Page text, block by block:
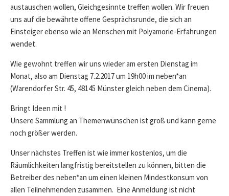
austauschen wollen, Gleichgesinnte treffen wollen. Wir freuen
uns auf die bewährte offene Gesprächsrunde, die sich an
Einsteiger ebenso wie an Menschen mit Polyamorie-Erfahrungen
wendet.
Wie gewohnt treffen wir uns wieder am ersten Dienstag im
Monat, also am Dienstag 7.2.2017 um 19h00 im neben*an
(Warendorfer Str. 45, 48145 Münster gleich neben dem Cinema).
Bringt Ideen mit !
Unsere Sammlung an Themenwünschen ist groß und kann gerne
noch größer werden.
Unser nächstes Treffen ist wie immer kostenlos, um die
Räumlichkeiten langfristig bereitstellen zu können, bitten die
Betreiber des neben*an um einen kleinen Mindestkonsum von
allen Teilnehmenden zusammen. Eine Anmeldung ist nicht